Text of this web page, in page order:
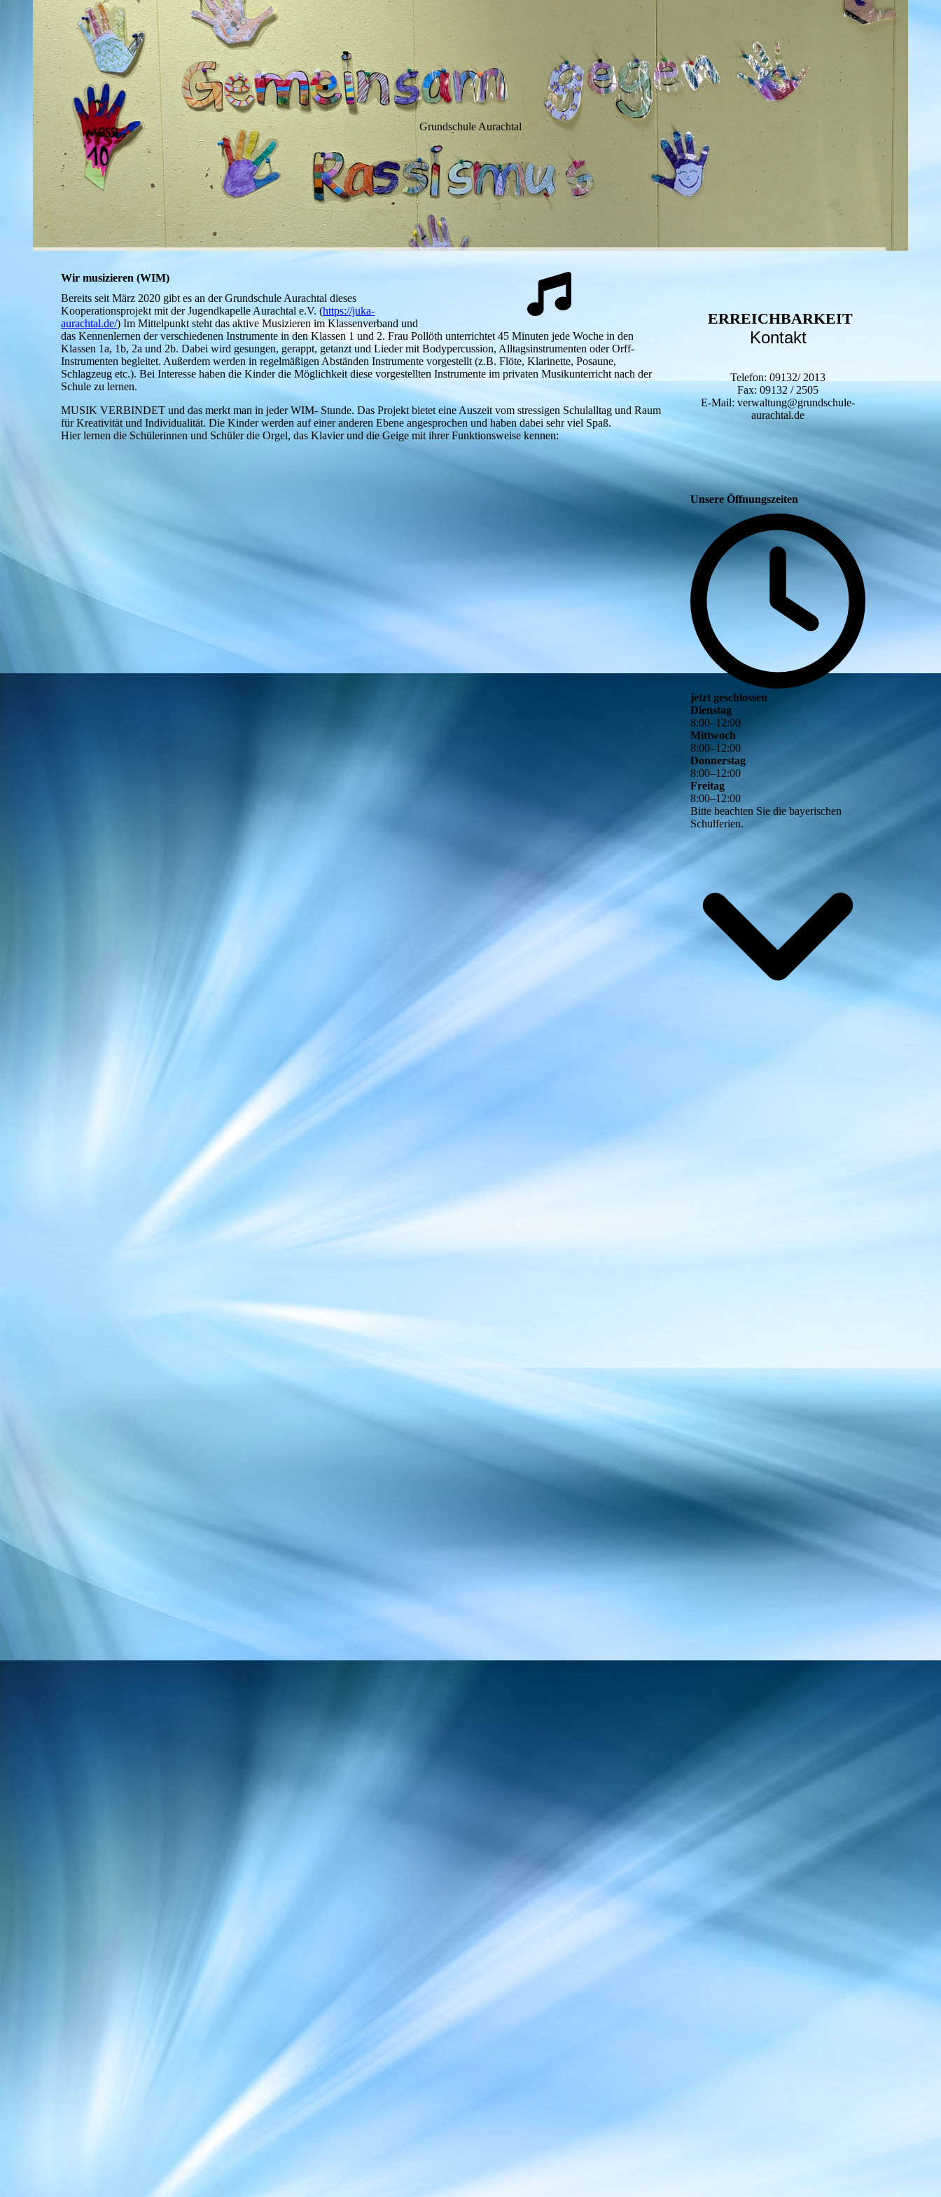
WIM
Grundschule Aurachtal
Wir musizieren (WIM)
Bereits seit März 2020 gibt es an der Grundschule Aurachtal dieses
Kooperationsprojekt mit der Jugendkapelle Aurachtal e.V. (https://juka-
aurachtal.de/) Im Mittelpunkt steht das aktive Musizieren im Klassenverband und
das Kennenlernen der verschiedenen Instrumente in den Klassen 1 und 2. Frau Pollöth unterrichtet 45 Minuten jede Woche in den
Klassen 1a, 1b, 2a und 2b. Dabei wird gesungen, gerappt, getanzt und Lieder mit Bodypercussion, Alltagsinstrumenten oder Orff-
Instrumenten begleitet. Außerdem werden in regelmäßigen Abständen Instrumente vorgestellt (z.B. Flöte, Klarinette, Posaune,
Schlagzeug etc.). Bei Interesse haben die Kinder die Möglichkeit diese vorgestellten Instrumente im privaten Musikunterricht nach der
Schule zu lernen.
MUSIK VERBINDET und das merkt man in jeder WIM- Stunde. Das Projekt bietet eine Auszeit vom stressigen Schulalltag und Raum
für Kreativität und Individualität. Die Kinder werden auf einer anderen Ebene angesprochen und haben dabei sehr viel Spaß.
Hier lernen die Schülerinnen und Schüler die Orgel, das Klavier und die Geige mit ihrer Funktionsweise kennen:
ERREICHBARKEIT
Kontakt
Telefon: 09132/ 2013
Fax: 09132 / 2505
E-Mail: verwaltung@grundschule-
aurachtal.de
Unsere Öffnungszeiten
jetzt geschlossen
Dienstag
8:00–12:00
Mittwoch
8:00–12:00
Donnerstag
8:00–12:00
Freitag
8:00–12:00
Bitte beachten Sie die bayerischen
Schulferien.